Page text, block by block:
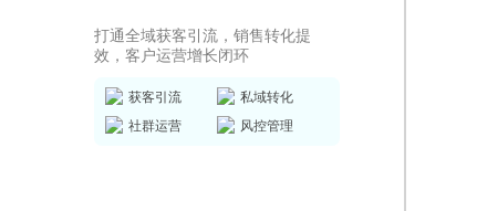
打通全域获客引流，销售转化提
效，客户运营增长闭环
获客引流
私域转化
社群运营
风控管理